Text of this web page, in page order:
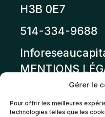
Gérer le
Pour offrir les meilleures
technologies telles que les
H3B 0E7
514-334-9688
MENTIONS
Politique de
confidentialité